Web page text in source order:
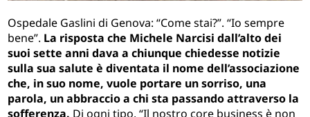
Ospedale Gaslini di Genova: “Come stai?”. “Io sempre
bene”. La risposta che Michele Narcisi dall’alto dei
suoi sette anni dava a chiunque chiedesse notizie
sulla sua salute è diventata il nome dell’associazione
che, in suo nome, vuole portare un sorriso, una
parola, un abbraccio a chi sta passando attraverso la
sofferenza. Di ogni tipo. “Il nostro core business è non